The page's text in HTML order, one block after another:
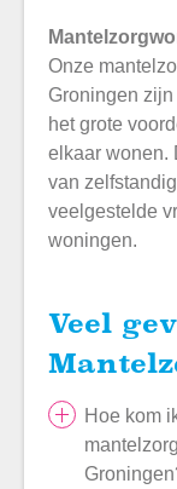
Onze
Groningen
het grote
elkaar wonen.
van
veelgestelde
woningen.
Veel gevraagd over
Hoe kom ik in aanmerking voor een